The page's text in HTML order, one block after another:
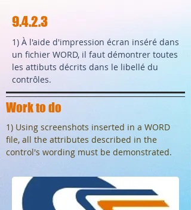
9.4.2.3
1) À l'aide d'impression écran inséré dans
un fichier WORD, il faut démontrer toutes
les attibuts décrits dans le libellé du
contrôles.
Work to do
1) Using screenshots inserted in a WORD
file, all the attributes described in the
control's wording must be demonstrated.